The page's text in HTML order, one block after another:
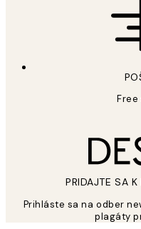
PRIDAJTE SA
Prihláste sa na odber
plagáty